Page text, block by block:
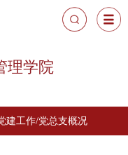
理学院
建工作/党总支概况